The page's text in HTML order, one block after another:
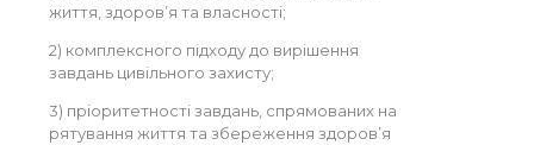
життя, здоров’я та власності;
2) комплексного підходу до вирішення
завдань цивільного захисту;
3) пріоритетності завдань, спрямованих на
рятування життя та збереження здоров’я